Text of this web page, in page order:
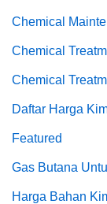
Chemical
Chemical
Chemical
Daftar Harga
Featured
Gas Butana
Harga Bahan